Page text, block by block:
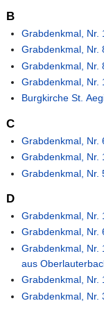
B
Grabdenkmal, Nr.
Grabdenkmal, Nr.
Grabdenkmal, Nr.
Grabdenkmal, Nr.
Burgkirche St.
C
Grabdenkmal, Nr.
Grabdenkmal, Nr.
Grabdenkmal, Nr.
D
Grabdenkmal, Nr.
Grabdenkmal, Nr.
Grabdenkmal, Nr.
aus
Grabdenkmal, Nr.
Grabdenkmal, Nr.